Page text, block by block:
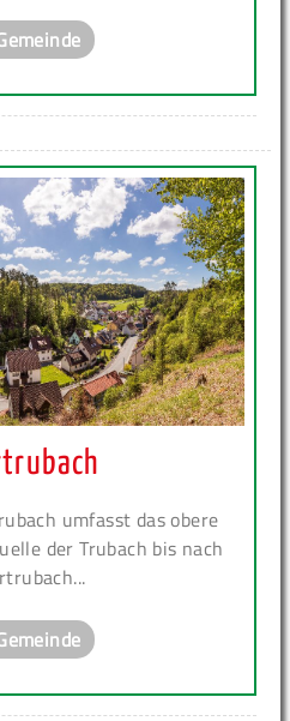
umfasst das obere
der Trubach bis nach